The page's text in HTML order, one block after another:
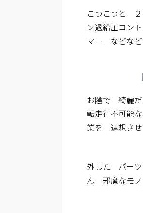
こつこつと ２
ン過給圧コン
マー などな
お陰で 綺麗
転走行不可能
業を 連想さ
外した パー
ん 邪魔なモノ